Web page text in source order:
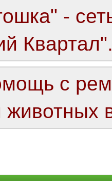
-
с
животных